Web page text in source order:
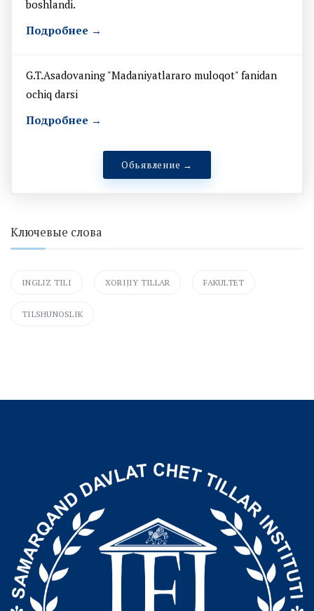
boshlandi.
Подробнее →
G.T.Asadovaning "Madaniyatlararo muloqot" fanidan
ochiq darsi
Подробнее →
Обьявление →
Ключевые слова
INGLIZ TILI XORIJIY TILLAR FAKULTET
TILSHUNOSLIK